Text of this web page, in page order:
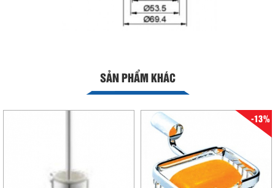
SẢN PHẨM KHÁC
-13%